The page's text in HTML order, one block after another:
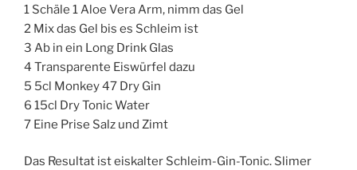
1 Schäle 1 Aloe Vera Arm, nimm das Gel
2 Mix das Gel bis es Schleim ist
3 Ab in ein Long Drink Glas
4 Transparente Eiswürfel dazu
5 5cl Monkey 47 Dry Gin
6 15cl Dry Tonic Water
7 Eine Prise Salz und Zimt
Das Resultat ist eiskalter Schleim-Gin-Tonic. Slimer